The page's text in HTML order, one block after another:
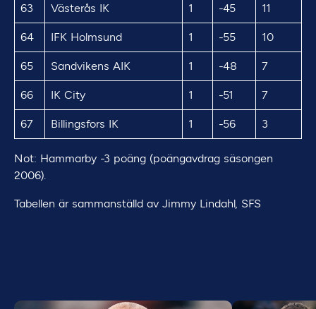
63 Västerås IK 1 -45 11
64 IFK Holmsund 1 -55 10
65 Sandvikens AIK 1 -48 7
66 IK City 1 -51 7
67 Billingsfors IK 1 -56 3
Not: Hammarby -3 poäng (poängavdrag säsongen
2006).
Tabellen är sammanställd av Jimmy Lindahl, SFS